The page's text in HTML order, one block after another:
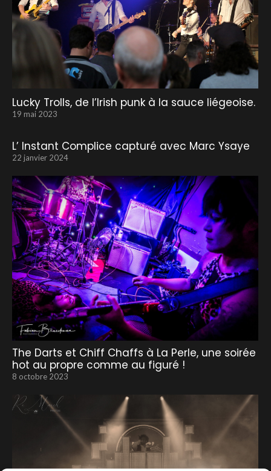
Lucky Trolls, de l’Irish punk à la sauce liégeoise.
19 mai 2023
L’ Instant Complice capturé avec Marc Ysaye
22 janvier 2024
The Darts et Chiff Chaffs à La Perle, une soirée
hot au propre comme au figuré !
8 octobre 2023